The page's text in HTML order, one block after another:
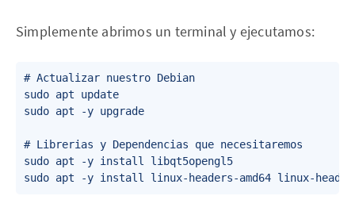
Simplemente abrimos un terminal y ejecutamos:
# Actualizar nuestro Debian
sudo apt update
sudo apt -y upgrade
# Librerias y Dependencias que necesitaremos
sudo apt -y install libqt5opengl5